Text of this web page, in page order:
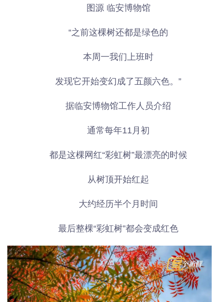
图源 临安博物馆
“之前这棵树还都是绿色的
本周一我们上班时
发现它开始变幻成了五颜六色。”
据临安博物馆工作人员介绍
通常每年11月初
都是这棵网红“彩虹树”最漂亮的时候
从树顶开始红起
大约经历半个月时间
最后整棵“彩虹树”都会变成红色